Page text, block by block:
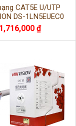
CAT5E U/UTP
DS-1LN5EUEC0
1,716,000 ₫